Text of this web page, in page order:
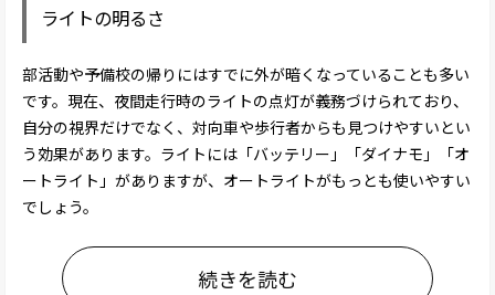
ライトの明るさ
部活動や予備校の帰りにはすでに外が暗くなっていることも多い
です。現在、夜間走行時のライトの点灯が義務づけられており、
自分の視界だけでなく、対向車や歩行者からも見つけやすいとい
う効果があります。ライトには「バッテリー」「ダイナモ」「オ
ートライト」がありますが、オートライトがもっとも使いやすい
でしょう。
続きを読む